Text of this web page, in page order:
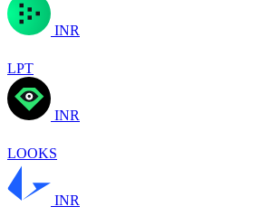
INR
LPT
INR
LOOKS
INR